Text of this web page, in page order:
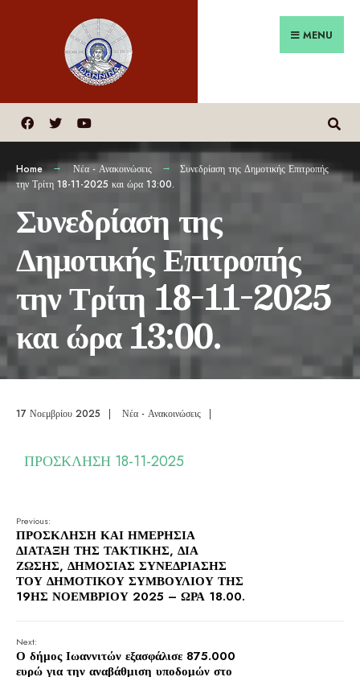
MENU
Home Νέα - Ανακοινώσεις
Συνεδρίαση της Δημοτικής Επιτροπής
την Τρίτη 18-11-2025 και ώρα 13:00.
Συνεδρίαση της
Δημοτικής Επιτροπής
την Τρίτη 18-11-2025
και ώρα 13:00.
17 Νοεμβρίου 2025 | Νέα - Ανακοινώσεις |
ΠΡΟΣΚΛΗΣΗ 18-11-2025
Previous:
ΠΡΟΣΚΛΗΣΗ ΚΑΙ ΗΜΕΡΗΣΙΑ
ΔΙΑΤΑΞΗ ΤΗΣ ΤΑΚΤΙΚΗΣ, ΔΙΑ
ΖΩΣΗΣ, ΔΗΜΟΣΙΑΣ ΣΥΝΕΔΡΙΑΣΗΣ
ΤΟΥ ΔΗΜΟΤΙΚΟΥ ΣΥΜΒΟΥΛΙΟΥ ΤΗΣ
19ΗΣ ΝΟΕΜΒΡΙΟΥ 2025 – ΩΡΑ 18.00.
Next:
Ο δήμος Ιωαννιτών εξασφάλισε 875.000
ευρώ για την αναβάθμιση υποδομών στο